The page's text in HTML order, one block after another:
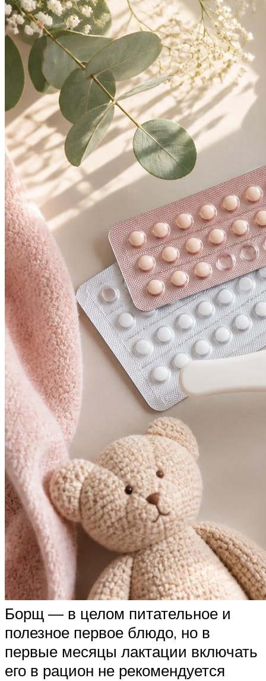
Борщ — в целом питательное и
полезное первое блюдо, но в
первые месяцы лактации включать
его в рацион не рекомендуется